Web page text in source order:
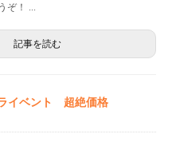
ぞ！ ...
記事を読む
イベント 超絶価格